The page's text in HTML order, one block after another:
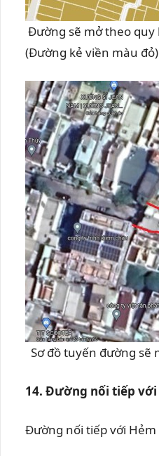
Đường sẽ mở theo quy
(Đường kẻ viền màu
Sơ đồ tuyến đường sẽ
14. Đường nối tiếp với
Đường nối tiếp với Hẻm